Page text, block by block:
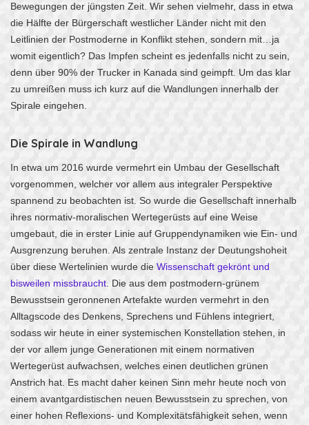
Bewegungen der jüngsten Zeit. Wir sehen vielmehr, dass in etwa
die Hälfte der Bürgerschaft westlicher Länder nicht mit den
Leitlinien der Postmoderne in Konflikt stehen, sondern mit…ja
womit eigentlich? Das Impfen scheint es jedenfalls nicht zu sein,
denn über 90% der Trucker in Kanada sind geimpft. Um das klar
zu umreißen muss ich kurz auf die Wandlungen innerhalb der
Spirale eingehen.
Die Spirale in Wandlung
In etwa um 2016 wurde vermehrt ein Umbau der Gesellschaft
vorgenommen, welcher vor allem aus integraler Perspektive
spannend zu beobachten ist. So wurde die Gesellschaft innerhalb
ihres normativ-moralischen Wertegerüsts auf eine Weise
umgebaut, die in erster Linie auf Gruppendynamiken wie Ein- und
Ausgrenzung beruhen. Als zentrale Instanz der Deutungshoheit
über diese Wertelinien wurde die Wissenschaft gekrönt und
bisweilen missbraucht. Die aus dem postmodern-grünem
Bewusstsein geronnenen Artefakte wurden vermehrt in den
Alltagscode des Denkens, Sprechens und Fühlens integriert,
sodass wir heute in einer systemischen Konstellation stehen, in
der vor allem junge Generationen mit einem normativen
Wertegerüst aufwachsen, welches einen deutlichen grünen
Anstrich hat. Es macht daher keinen Sinn mehr heute noch von
einem avantgardistischen neuen Bewusstsein zu sprechen, von
einer hohen Reflexions- und Komplexitätsfähigkeit sehen, wenn